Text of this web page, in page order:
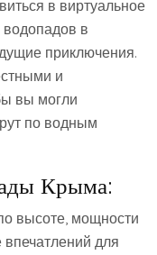
в виртуальное
водопадов в
приключения.
и
вы могли
по водным
Крыма:
высоте‚ мощности
впечатлений для